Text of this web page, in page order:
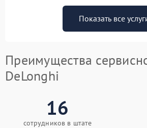
Показать все
Преимущества
DeLonghi
16
сотрудников в штате